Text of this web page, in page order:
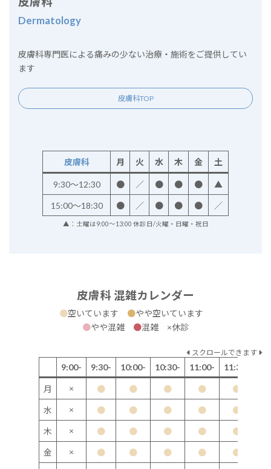
Dermatology
皮膚科専門医による痛みの少ない治療・施術をご提供してい
ます
皮膚科TOP
皮膚科 月 火 水 木 金 土
9:30～12:30 ● ／ ● ● ● ▲
15:00～18:30 ● ／ ● ● ● ／
▲：土曜は9:00～13:00 休診日/火曜・日曜・祝日
皮膚科 混雑カレンダー
●空いています ●やや空いています
●やや混雑 ●混雑 ×休診
スクロールできます
9:00- 9:30- 10:00- 10:30- 11:00- 11:30-
月 × ● ● ● ● ●
水 × ● ● ● ● ●
木 × ● ● ● ● ●
金 × ● ● ● ● ●